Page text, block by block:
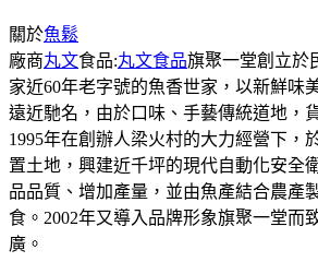
關於魚鬆
廠商丸文食品:丸文食品旗聚一堂創立於
家近60年老字號的魚香世家，以新鮮味
遠近馳名，由於口味、手藝傳統道地，
1995年在創辦人梁火村的大力經營下，
置土地，興建近千坪的現代自動化安全
品品質、增加產量，並由魚產結合農產
食。2002年又導入品牌形象旗聚一堂而
廣。